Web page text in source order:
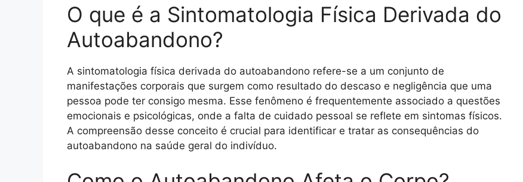
O que é a Sintomatologia Física Derivada do
Autoabandono?
A sintomatologia física derivada do autoabandono refere-se a um conjunto de
manifestações corporais que surgem como resultado do descaso e negligência que uma
pessoa pode ter consigo mesma. Esse fenômeno é frequentemente associado a questões
emocionais e psicológicas, onde a falta de cuidado pessoal se reflete em sintomas físicos.
A compreensão desse conceito é crucial para identificar e tratar as consequências do
autoabandono na saúde geral do indivíduo.